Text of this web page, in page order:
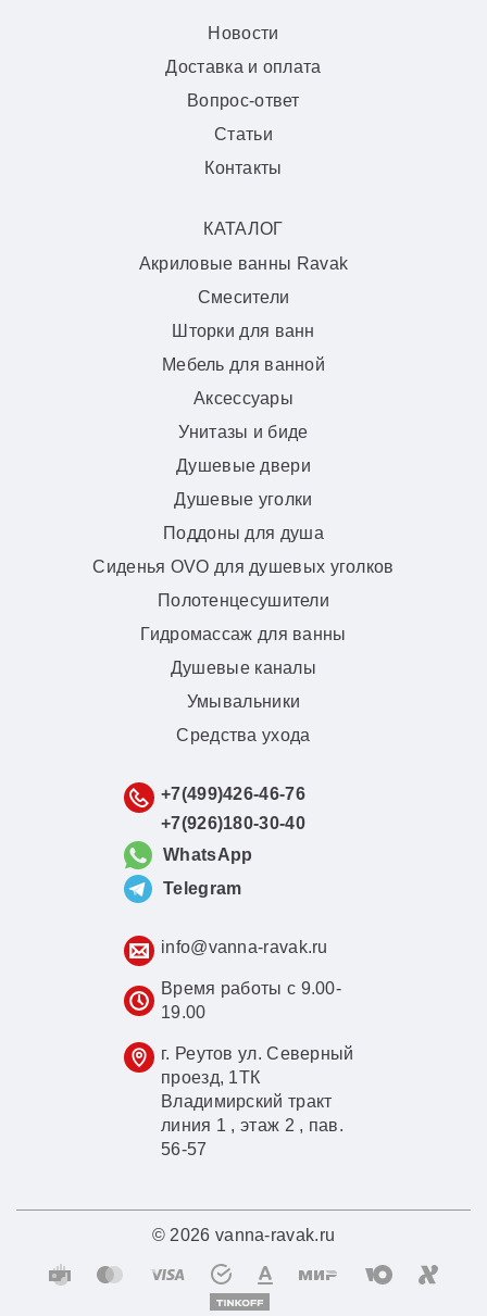
Новости
Доставка и оплата
Вопрос-ответ
Статьи
Контакты
КАТАЛОГ
Акриловые ванны Ravak
Смесители
Шторки для ванн
Мебель для ванной
Аксессуары
Унитазы и биде
Душевые двери
Душевые уголки
Поддоны для душа
Сиденья OVO для душевых уголков
Полотенцесушители
Гидромассаж для ванны
Душевые каналы
Умывальники
Средства ухода
+7(499)426-46-76
+7(926)180-30-40
WhatsApp
Telegram
info@vanna-ravak.ru
Время работы с 9.00-
19.00
г. Реутов ул. Северный
проезд, 1ТК
Владимирский тракт
линия 1 , этаж 2 , пав.
56-57
© 2026 vanna-ravak.ru